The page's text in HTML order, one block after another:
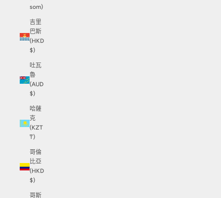
som)
吉里
巴斯
(HKD
$)
吐瓦
魯
(AUD
$)
哈薩
克
(KZT
₸)
哥倫
比亞
(HKD
$)
哥斯